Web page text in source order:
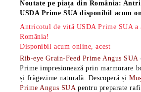
Noutate pe piața din România:
USDA Prime SUA disponibil acum
Antricotul de vită USDA Prime SUA a
România!
Disponibil acum online, acest
Rib-eye Grain-Feed Prime Angus SUA
Prime impresionează prin marmorare
și frăgezime naturală. Descoperă și
Prime Angus SUA pentru preparate